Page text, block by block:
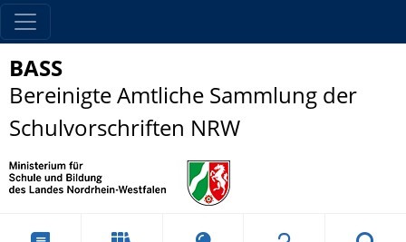
BASS
Bereinigte Amtliche Sammlung der
Schulvorschriften NRW